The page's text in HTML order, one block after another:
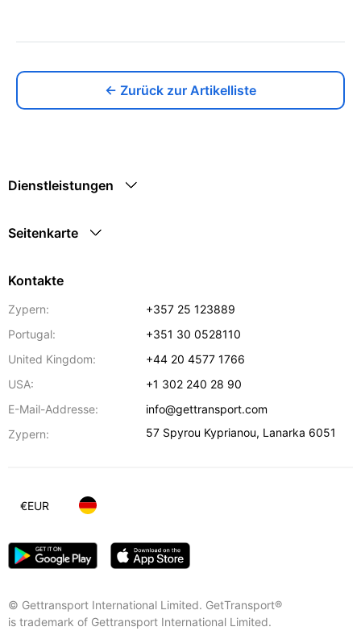
← Zurück zur Artikelliste
Dienstleistungen
Seitenkarte
Kontakte
Zypern:
+357 25 123889
Portugal:
+351 30 0528110
United Kingdom:
+44 20 4577 1766
USA:
+1 302 240 28 90
E-Mail-Addresse:
info@gettransport.com
Zypern:
57 Spyrou Kyprianou, Lanarka 6051
© Gettransport International Limited. GetTransport®
is trademark of Gettransport International Limited.
€EUR